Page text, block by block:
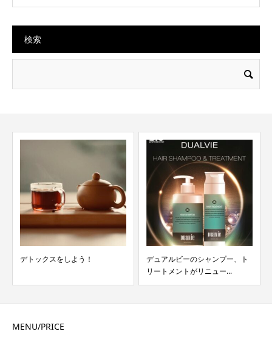
検索
デトックスをしよう！
デュアルビーのシャンプー、ト
リートメントがリニュー...
MENU/PRICE